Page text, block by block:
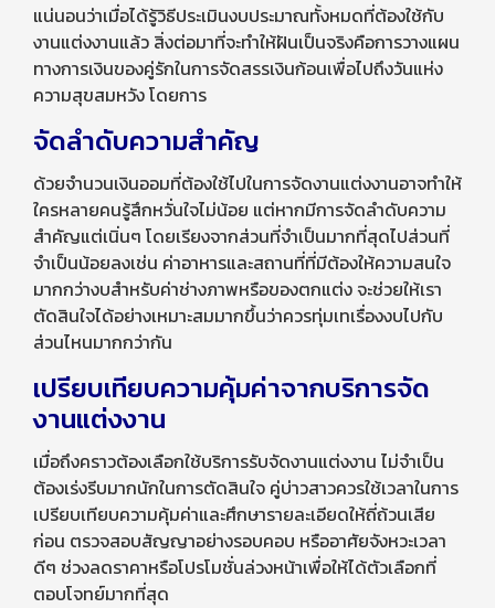
แน่นอนว่าเมื่อได้รู้วิธีประเมินงบประมาณทั้งหมดที่ต้องใช้กับ
งานแต่งงานแล้ว สิ่งต่อมาที่จะทำให้ฝันเป็นจริงคือการวางแผน
ทางการเงินของคู่รักในการจัดสรรเงินก้อนเพื่อไปถึงวันแห่ง
ความสุขสมหวัง โดยการ
จัดลำดับความสำคัญ
ด้วยจำนวนเงินออมที่ต้องใช้ไปในการจัดงานแต่งงานอาจทำให้
ใครหลายคนรู้สึกหวั่นใจไม่น้อย แต่หากมีการจัดลำดับความ
สำคัญแต่เนิ่นๆ โดยเรียงจากส่วนที่จำเป็นมากที่สุดไปส่วนที่
จำเป็นน้อยลงเช่น ค่าอาหารและสถานที่ที่มีต้องให้ความสนใจ
มากกว่างบสำหรับค่าช่างภาพหรือของตกแต่ง จะช่วยให้เรา
ตัดสินใจได้อย่างเหมาะสมมากขึ้นว่าควรทุ่มเทเรื่องงบไปกับ
ส่วนไหนมากกว่ากัน
เปรียบเทียบความคุ้มค่าจากบริการจัด
งานแต่งงาน
เมื่อถึงคราวต้องเลือกใช้บริการรับจัดงานแต่งงาน ไม่จำเป็น
ต้องเร่งรีบมากนักในการตัดสินใจ คู่บ่าวสาวควรใช้เวลาในการ
เปรียบเทียบความคุ้มค่าและศึกษารายละเอียดให้ถี่ถ้วนเสีย
ก่อน ตรวจสอบสัญญาอย่างรอบคอบ หรืออาศัยจังหวะเวลา
ดีๆ ช่วงลดราคาหรือโปรโมชั่นล่วงหน้าเพื่อให้ได้ตัวเลือกที่
ตอบโจทย์มากที่สุด